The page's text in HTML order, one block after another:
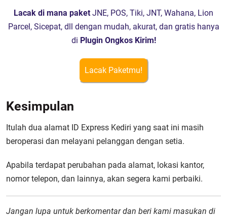
Lacak di mana paket JNE, POS, Tiki, JNT, Wahana, Lion
Parcel, Sicepat, dll dengan mudah, akurat, dan gratis hanya
di Plugin Ongkos Kirim!
Lacak Paketmu!
Kesimpulan
Itulah dua alamat ID Express Kediri yang saat ini masih
beroperasi dan melayani pelanggan dengan setia.
Apabila terdapat perubahan pada alamat, lokasi kantor,
nomor telepon, dan lainnya, akan segera kami perbaiki.
Jangan lupa untuk berkomentar dan beri kami masukan di